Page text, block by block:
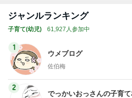
ジャンルランキング
子育て(幼児) 61,927人参加中
1
ウメブログ
佐伯梅
2
でっかいおっさんの子育